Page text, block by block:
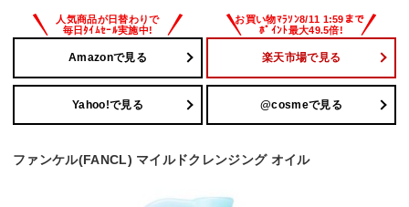
Amazonで見る 楽天市場で見る
Yahoo!で見る @cosmeで見る
ファンケル(FANCL) マイルドクレンジング オイル